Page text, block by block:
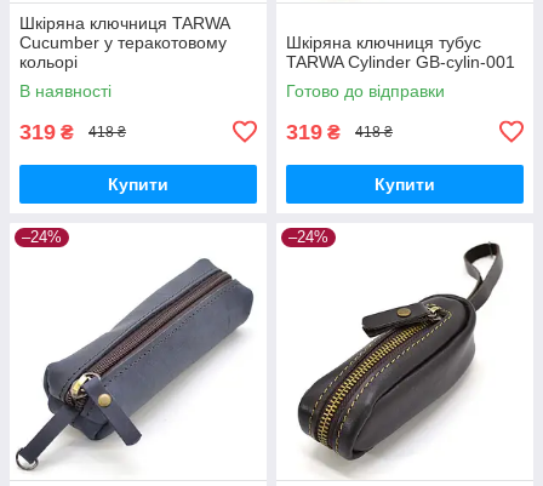
Шкіряна ключниця TARWA
Cucumber у теракотовому
кольорі
В наявності
319 ₴ 418 ₴
Купити
Шкіряна ключниця тубус
TARWA Cylinder GB-cylin-001
Готово до відправки
319 ₴ 418 ₴
Купити
–24% –24%